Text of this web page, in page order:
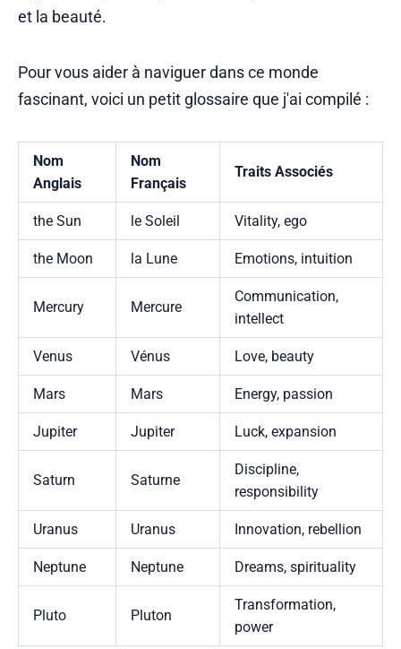
et la beauté.
Pour vous aider à naviguer dans ce monde
fascinant, voici un petit glossaire que j'ai compilé :
Nom
Anglais
Nom
Français
Traits Associés
the Sun le Soleil Vitality, ego
the Moon la Lune Emotions, intuition
Mercury Mercure
Communication,
intellect
Venus Vénus Love, beauty
Mars Mars Energy, passion
Jupiter Jupiter Luck, expansion
Saturn Saturne
Discipline,
responsibility
Uranus Uranus Innovation, rebellion
Neptune Neptune Dreams, spirituality
Pluto Pluton
Transformation,
power